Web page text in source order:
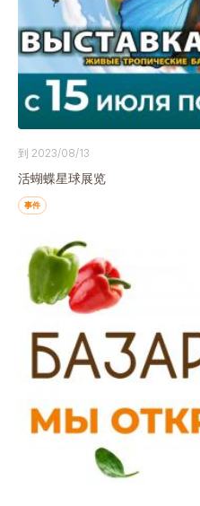
TC 营业时间
GM Admiral 从 9:00 到 22:00
购物街营业时间为10:00至21:00
到 2023/08/13
活蝴蝶星球展览
事件